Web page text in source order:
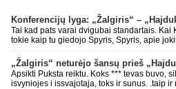
Tai kad pats varai dvigubai standartais. Kai
tokie kaip tu giedojo Spyris, Spyris, apie
daug didesnis. Tfu ant tokių.
„Žalgiris“ neturėjo šansų prieš
Apsikti Puksta reiktu. Koks *** tevas buvo,
isvyniojes i issvajotaja, toks ir sunus. .taip